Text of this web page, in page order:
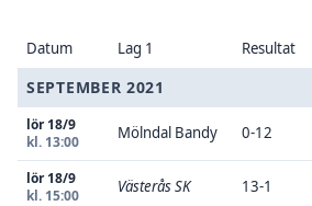
Datum Lag 1 Resultat
SEPTEMBER 2021
lör 18/9
kl. 13:00
Mölndal Bandy 0-12
lör 18/9
kl. 15:00
Västerås SK 13-1